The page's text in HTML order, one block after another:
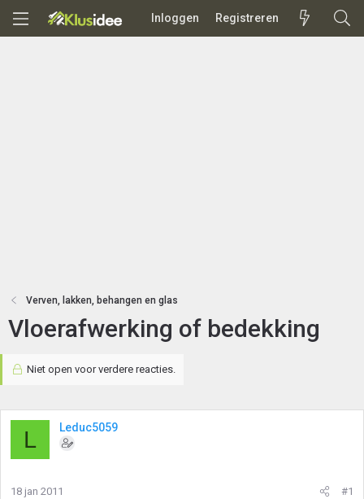
Inloggen Registreren
Verven, lakken, behangen en glas
Vloerafwerking of bedekking
Niet open voor verdere reacties.
L Leduc5059
18 jan 2011 #1